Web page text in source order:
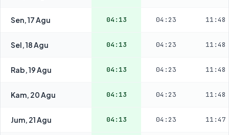
Sen, 17 Agu 04:13 04:23 11:48
Sel, 18 Agu 04:13 04:23 11:48
Rab, 19 Agu 04:13 04:23 11:48
Kam, 20 Agu 04:13 04:23 11:48
Jum, 21 Agu 04:13 04:23 11:47